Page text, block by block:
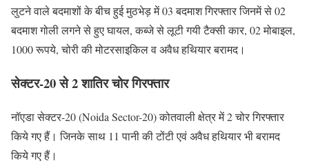
लुटने वाले बदमाशों के बीच हुई मुठभेड़ में 03 बदमाश गिरफ्तार जिनमें से 02
बदमाश गोली लगने से हुए घायल, कब्जे से लूटी गयी टैक्सी कार, 02 मोबाइल,
1000 रूपये, चोरी की मोटरसाइकिल व अवैध हथियार बरामद।
सेक्टर-20 से 2 शातिर चोर गिरफ्तार
नॉएडा सेक्टर-20 (Noida Sector-20) कोतवाली क्षेत्र में 2 चोर गिरफ्तार
किये गए हैं। जिनके साथ 11 पानी की टोंटी एवं अवैध हथियार भी बरामद
किये गए हैं।